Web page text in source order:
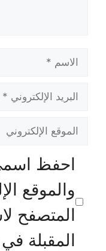
الإلكتروني
الإلكتروني
احفظ
والموقع
المتصفح
المقبلة